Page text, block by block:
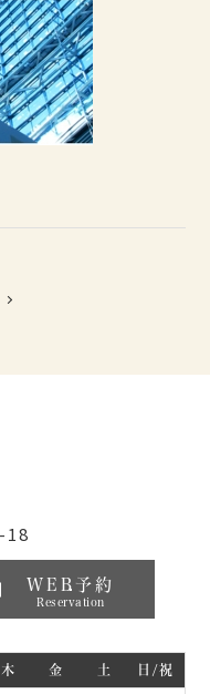
18
WEB予約
Reservation
木 金 土 日/祝